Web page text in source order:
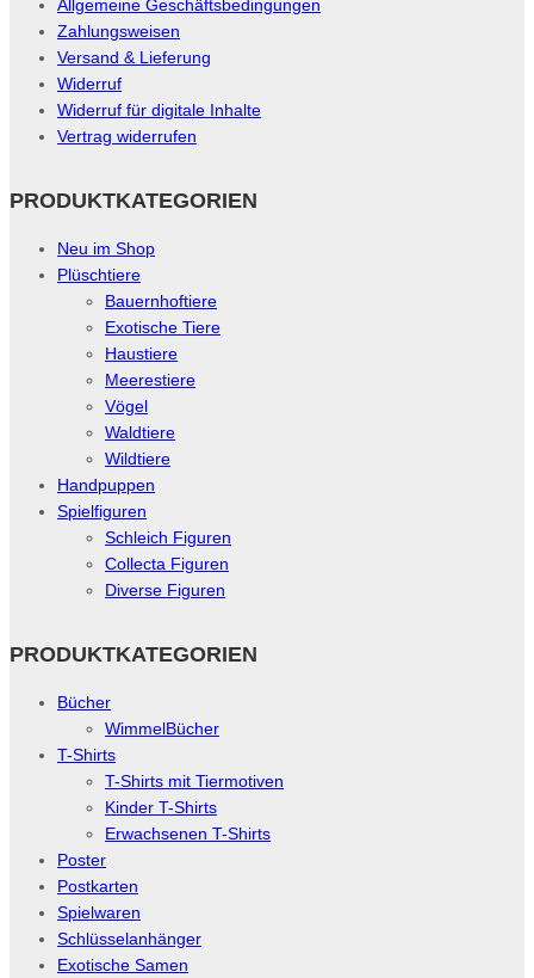
Allgemeine Geschäftsbedingungen
Zahlungsweisen
Versand & Lieferung
Widerruf
Widerruf für digitale Inhalte
Vertrag widerrufen
PRODUKTKATEGORIEN
Neu im Shop
Plüschtiere
Bauernhoftiere
Exotische Tiere
Haustiere
Meerestiere
Vögel
Waldtiere
Wildtiere
Handpuppen
Spielfiguren
Schleich Figuren
Collecta Figuren
Diverse Figuren
PRODUKTKATEGORIEN
Bücher
WimmelBücher
T-Shirts
T-Shirts mit Tiermotiven
Kinder T-Shirts
Erwachsenen T-Shirts
Poster
Postkarten
Spielwaren
Schlüsselanhänger
Exotische Samen